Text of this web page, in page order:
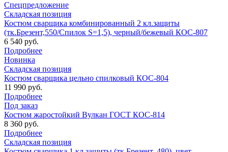
Спецпредложение
Складская позиция
Костюм сварщика комбинированный 2 кл.защиты
(тк.Брезент,550/Спилок S=1,5), черный/бежевый КОС-807
6 540 руб.
Подробнее
Новинка
Складская позиция
Костюм сварщика цельно спилковый КОС-804
11 990 руб.
Подробнее
Под заказ
Костюм жаростойкий Вулкан ГОСТ КОС-814
8 360 руб.
Подробнее
Складская позиция